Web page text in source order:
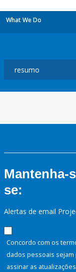
What We Do
Mantenha-
se:
Alertas de email
Concordo com os
dados pessoais
assinar as